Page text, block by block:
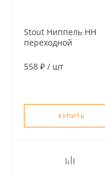
Stout Ниппель НН
переходной
1/4" х 1"
558 ₽ / шт
КУПИТЬ